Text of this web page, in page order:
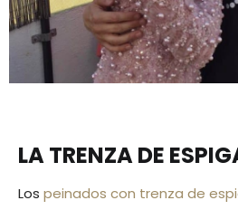
LA TRENZA DE
Los peinados con trenza de